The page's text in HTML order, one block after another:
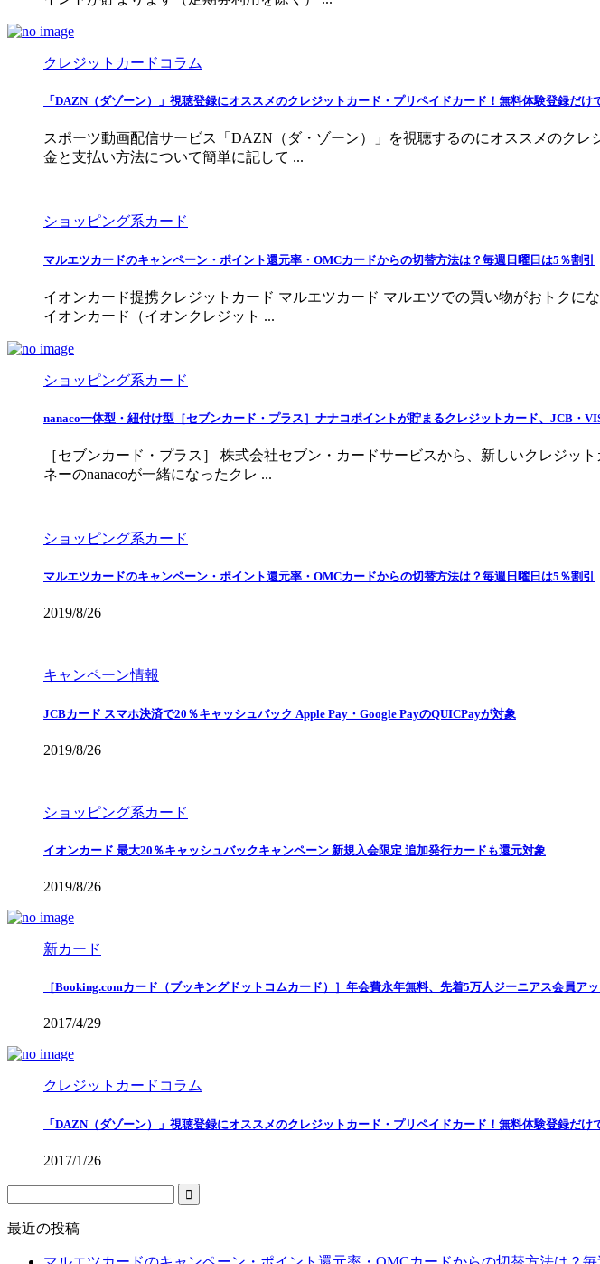
クレジットカードコラム
「DAZN（ダゾーン）」視聴登録にオススメのクレジットカード・プリペイドカード！無料体験登録だけ
スポーツ動画配信サービス「DAZN（ダ・ゾーン）」を視聴するのにオススメのク
金と支払い方法について簡単に記して ...
ショッピング系カード
マルエツカードのキャンペーン・ポイント還元率・OMCカードからの切替方法は？毎週日曜日は5％割引
イオンカード提携クレジットカード マルエツカード マルエツでの買い物がおトクに
イオンカード（イオンクレジット ...
ショッピング系カード
nanaco一体型・紐付け型［セブンカード・プラス］ナナコポイントが貯まるクレジットカード、JCB・
［セブンカード・プラス］ 株式会社セブン・カードサービスから、新しいクレジ
ネーのnanacoが一緒になったクレ ...
ショッピング系カード
マルエツカードのキャンペーン・ポイント還元率・OMCカードからの切替方法は？毎週日曜日は5％割引
2019/8/26
キャンペーン情報
JCBカード スマホ決済で20％キャッシュバック Apple Pay・Google PayのQUICPayが対象
2019/8/26
ショッピング系カード
イオンカード 最大20％キャッシュバックキャンペーン 新規入会限定 追加発行カードも還元対象
2019/8/26
新カード
［Booking.comカード（ブッキングドットコムカード）］年会費永年無料、先着5万人ジーニアス会員ア
2017/4/29
クレジットカードコラム
「DAZN（ダゾーン）」視聴登録にオススメのクレジットカード・プリペイドカード！無料体験登録だけ
2017/1/26
最近の投稿